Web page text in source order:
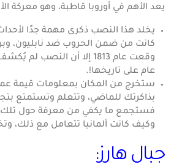
يعد الأهم في أوروبا قاطبة، وهو معركة
يخلد هذا النصب ذكرى مهمة جدًا لأحداث
كانت من ضمن الحروب ضد نابليون،
عام على تاريخها!.
ستخرج من المكان بمعلومات قيمة
بذاكرتك للماضي، وتتعلم وتستمتع
فستجمع ما يكفي من معرفة حول تلك
وكيف كانت ألمانيا تتعامل مع ذلك،
جبال هارز: